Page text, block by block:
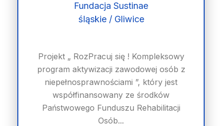
Fundacja Sustinae
śląskie / Gliwice
Projekt „ RozPracuj się ! Kompleksowy
program aktywizacji zawodowej osób z
niepełnosprawnościami ”, który jest
współfinansowany ze środków
Państwowego Funduszu Rehabilitacji
Osób...